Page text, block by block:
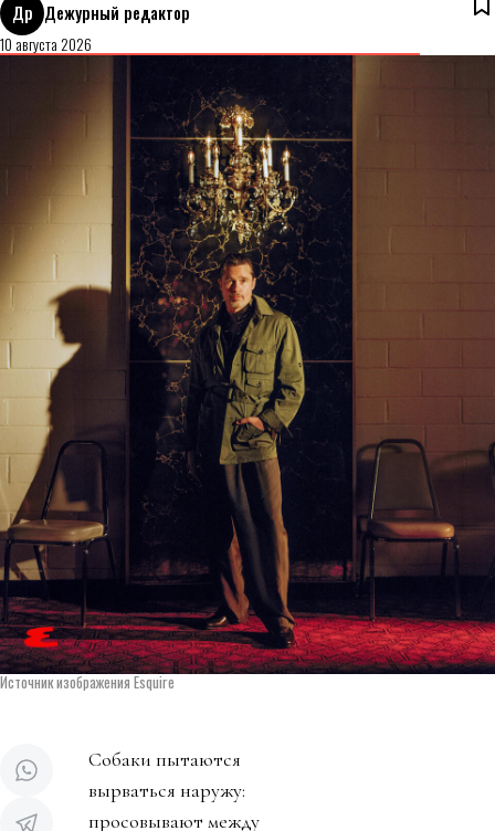
Др Дежурный редактор
10 августа 2026
Источник изображения Esquire
Собаки пытаются
вырваться наружу:
просовывают между